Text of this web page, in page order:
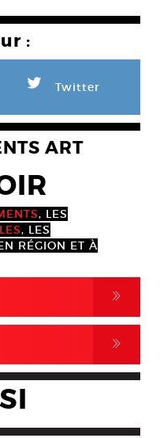
:
L Twitter
ART
, LES
, LES
RÉGION ET À
,
,